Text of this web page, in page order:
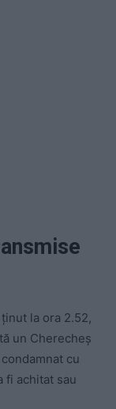
la ora 2.52,
un Cherecheș
cu
fi achitat sau